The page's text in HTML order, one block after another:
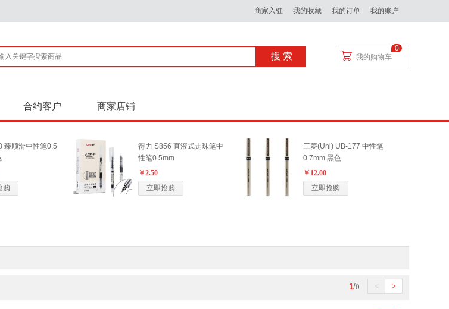
商家入驻 我的收藏 我的订单 我的账户
搜 索 我的购物车
0
合约客户 商家店铺
臻顺滑中性笔0.5
购
得力 S856 直液式走珠笔中
性笔0.5mm
￥2.50
立即抢购
三菱(Uni) UB-177 中性笔
0.7mm 黑色
￥12.00
立即抢购
1/0 < >